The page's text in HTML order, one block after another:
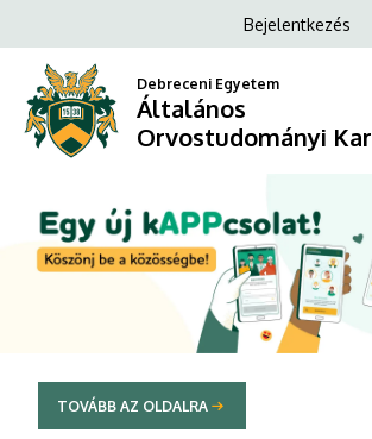
Orvostudományi
Kar
Anonim
fiók
menüje
Bejelentkezés
Debreceni Egyetem
Általános
Orvostudományi Kar
TOVÁBB AZ OLDALRA